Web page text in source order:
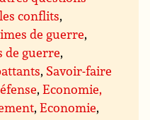
conflits,
de guerre,
de guerre,
, Savoir-faire
,Economie,
,Economie,